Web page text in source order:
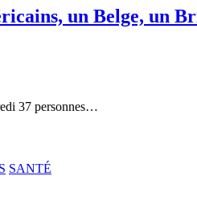
un Belge, un
37 personnes…
SANTÉ